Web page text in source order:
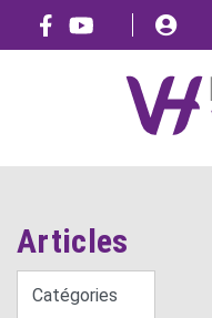
Articles